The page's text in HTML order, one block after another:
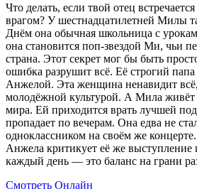
Что делать, если твой отец
врагом? У шестнадцатилетней Милы
Днём она обычная школьница с
она становится поп-звездой Ми, чьи
страна. Этот секрет мог бы быть
ошибка разрушит всё. Её строгий папа
Анжелой. Эта женщина ненавидит всё,
молодёжной культурой. А Мила живёт
мира. Ей приходится врать лучшей
пропадает по вечерам. Она едва не
одноклассником на своём же
Анжела критикует её же выступление
каждый день — это баланс на грани
Смотреть Онлайн